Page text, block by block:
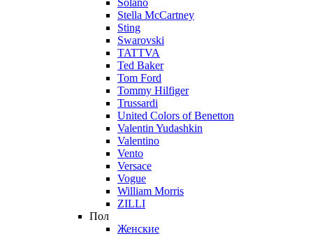
Solano
Stella McCartney
Sting
Swarovski
TATTVA
Ted Baker
Tom Ford
Tommy Hilfiger
Trussardi
United Colors of Benetton
Valentin Yudashkin
Valentino
Vento
Versace
Vogue
William Morris
ZILLI
Пол
Женские